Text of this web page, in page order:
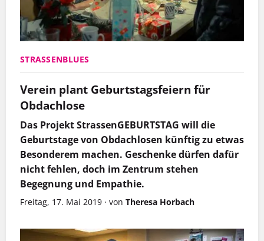
STRASSENBLUES
Verein plant Geburtstagsfeiern für
Obdachlose
Das Projekt StrassenGEBURTSTAG will die
Geburtstage von Obdachlosen künftig zu etwas
Besonderem machen. Geschenke dürfen dafür
nicht fehlen, doch im Zentrum stehen
Begegnung und Empathie.
Freitag, 17. Mai 2019 · von Theresa Horbach